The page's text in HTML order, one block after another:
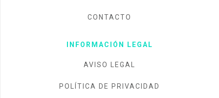
CONTACTO
INFORMACIÓN LEGAL
AVISO LEGAL
POLÍTICA DE PRIVACIDAD